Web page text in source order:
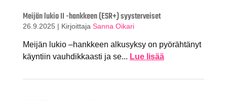
Meijän lukio II -hankkeen (ESR+) syysterveiset
26.9.2025 | Kirjoittaja Sanna Oikari
Meijän lukio –hankkeen alkusyksy on pyörähtänyt
käyntiin vauhdikkaasti ja se... Lue lisää